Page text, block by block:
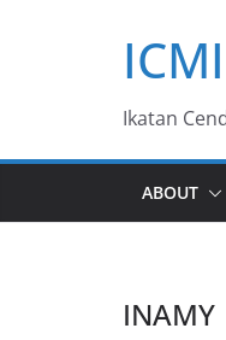
Ikatan
ABOUT
INAMY